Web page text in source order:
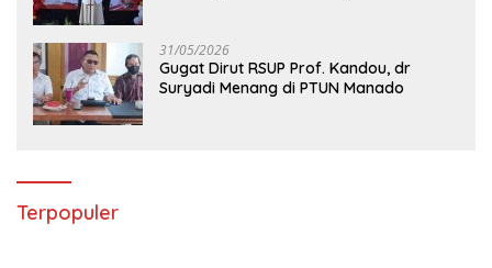
31/05/2026
Gugat Dirut RSUP Prof. Kandou, dr
Suryadi Menang di PTUN Manado
Terpopuler